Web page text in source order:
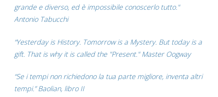
grande e diverso, ed è impossibile conoscerlo tutto."
Antonio Tabucchi
“Yesterday is History. Tomorrow is a Mystery. But today is a
gift. That is why it is called the "Present." Master Oogway
“Se i tempi non richiedono la tua parte migliore, inventa altri
tempi.” Baolian, libro II